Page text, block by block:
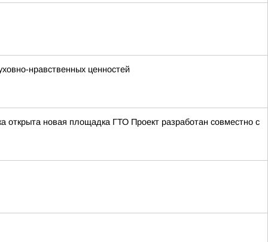
нравственных ценностей
новая площадка ГТО Проект разработан совместно с